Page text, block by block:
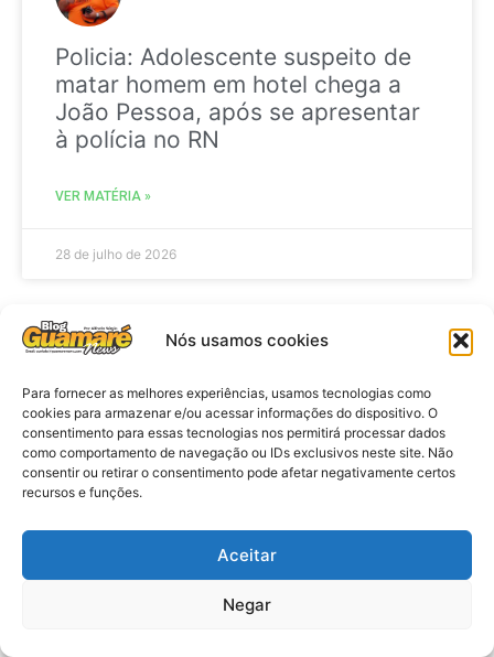
Nós usamos cookies
Para fornecer as melhores experiências, usamos tecnologias como
cookies para armazenar e/ou acessar informações do dispositivo. O
consentimento para essas tecnologias nos permitirá processar dados
como comportamento de navegação ou IDs exclusivos neste site. Não
consentir ou retirar o consentimento pode afetar negativamente certos
recursos e funções.
Aceitar
Negar
Policia: Adolescente suspeito de
matar homem em hotel chega a
João Pessoa, após se apresentar
à polícia no RN
VER MATÉRIA »
28 de julho de 2026
Eleições 2026: procuradores e